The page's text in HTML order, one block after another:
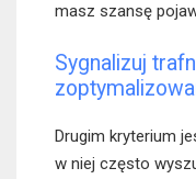
masz szansę
Sygnalizuj
Drugim kryterium
w niej często